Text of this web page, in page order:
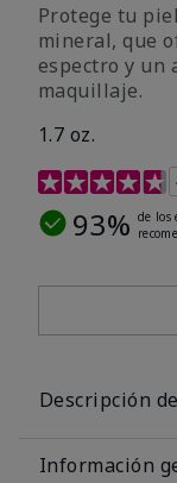
Protege tu
mineral, que
espectro y un
maquillaje.
1.7 oz.
Calificación de
93% de los
Descripción
Información